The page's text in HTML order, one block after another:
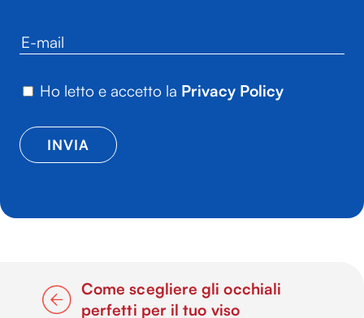
Ho letto e accetto la Privacy Policy
Come scegliere gli occhiali
perfetti per il tuo viso